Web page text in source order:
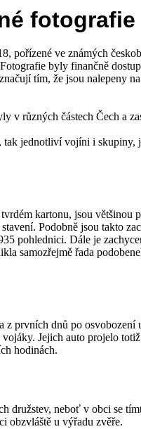
fotografie
pořízené ve známých
byly finančně
tím, že jsou nalepeny
různých částech Čech a
jednotliví vojíni i skupiny,
kartonu, jsou
Podobně jsou takto
pohlednici. Dále je
samozřejmě řada
prvních dnů po
Jejich auto projelo
hodinách.
družstev, neboť v obci se
obzvláště u výřadu zvěře.